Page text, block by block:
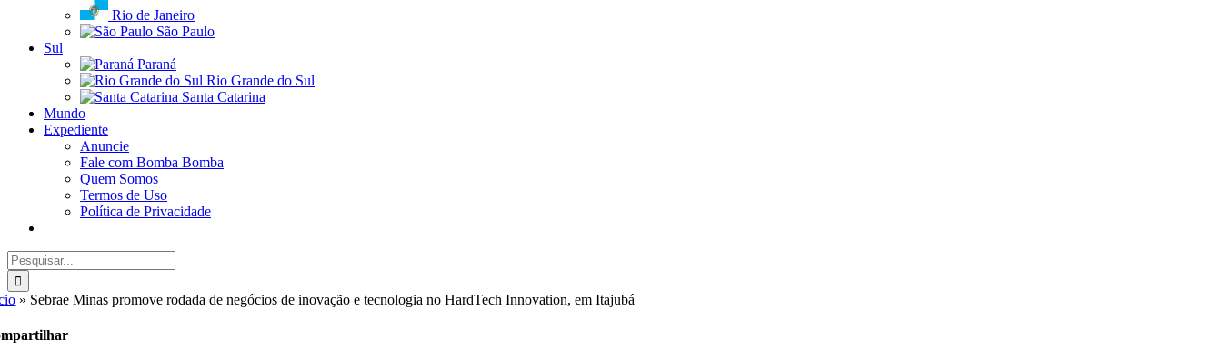
Rio de Janeiro
São Paulo
Sul
Paraná
Rio Grande do Sul
Santa Catarina
Mundo
Expediente
Anuncie
Fale com Bomba Bomba
Quem Somos
Termos de Uso
Política de Privacidade
Buscar
resultados
para:
» Sebrae Minas promove rodada de negócios de inovação e tecnologia no HardTech Innovation, em Itajubá